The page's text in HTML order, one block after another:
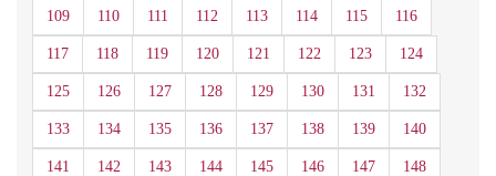
109 110 111 112 113 114 115 116
117 118 119 120 121 122 123 124
125 126 127 128 129 130 131 132
133 134 135 136 137 138 139 140
141 142 143 144 145 146 147 148